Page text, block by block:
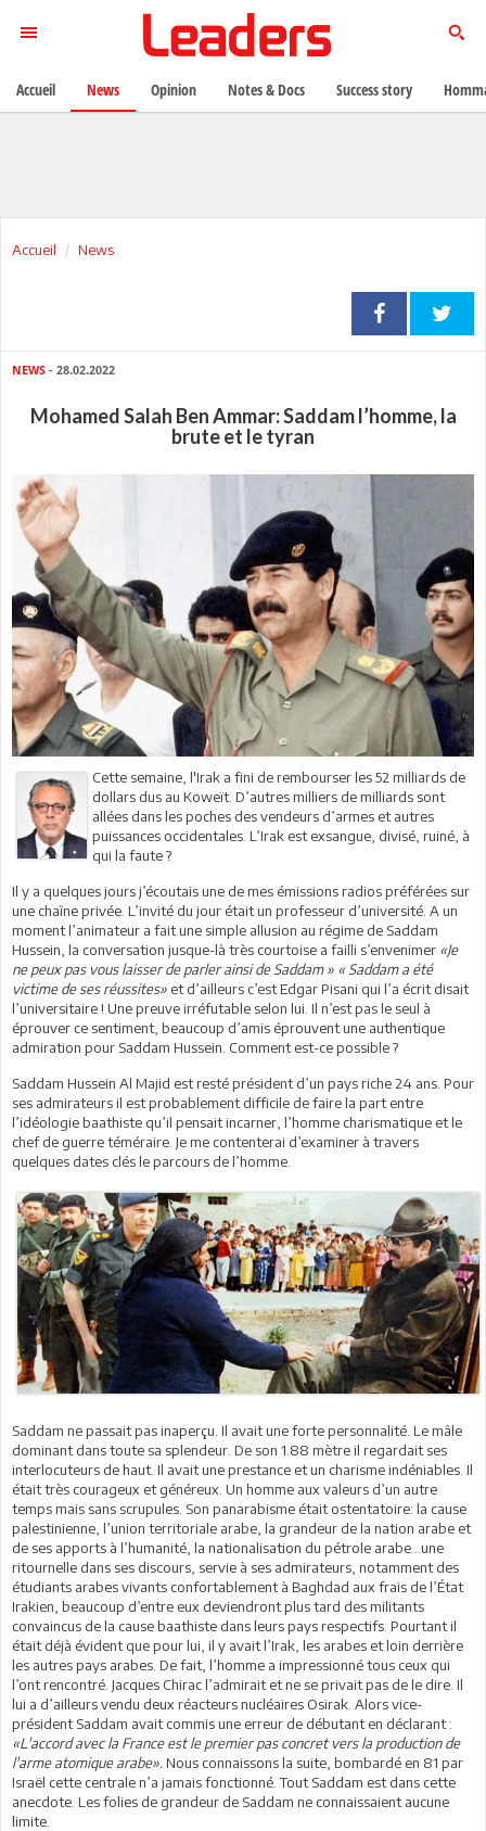
Accueil News
NEWS - 28.02.2022
Mohamed Salah Ben Ammar: Saddam l’homme, la
brute et le tyran
Cette semaine, l'Irak a fini de rembourser les 52 milliards de
dollars dus au Koweït. D’autres milliers de milliards sont
allées dans les poches des vendeurs d’armes et autres
puissances occidentales. L’Irak est exsangue, divisé, ruiné, à
qui la faute ?
Il y a quelques jours j’écoutais une de mes émissions radios préférées sur
une chaîne privée. L’invité du jour était un professeur d’université. A un
moment l’animateur a fait une simple allusion au régime de Saddam
Hussein, la conversation jusque-là très courtoise a failli s’envenimer «Je
ne peux pas vous laisser de parler ainsi de Saddam » « Saddam a été
victime de ses réussites» et d’ailleurs c’est Edgar Pisani qui l’a écrit disait
l’universitaire ! Une preuve irréfutable selon lui. Il n’est pas le seul à
éprouver ce sentiment, beaucoup d’amis éprouvent une authentique
admiration pour Saddam Hussein. Comment est-ce possible ?
Saddam Hussein Al Majid est resté président d’un pays riche 24 ans. Pour
ses admirateurs il est probablement difficile de faire la part entre
l’idéologie baathiste qu’il pensait incarner, l’homme charismatique et le
chef de guerre téméraire. Je me contenterai d’examiner à travers
quelques dates clés le parcours de l’homme.
Saddam ne passait pas inaperçu. Il avait une forte personnalité. Le mâle
dominant dans toute sa splendeur. De son 1.88 mètre il regardait ses
interlocuteurs de haut. Il avait une prestance et un charisme indéniables. Il
était très courageux et généreux. Un homme aux valeurs d’un autre
temps mais sans scrupules. Son panarabisme était ostentatoire: la cause
palestinienne, l’union territoriale arabe, la grandeur de la nation arabe et
de ses apports à l’humanité, la nationalisation du pétrole arabe…une
ritournelle dans ses discours, servie à ses admirateurs, notamment des
étudiants arabes vivants confortablement à Baghdad aux frais de l’État
Irakien, beaucoup d’entre eux deviendront plus tard des militants
convaincus de la cause baathiste dans leurs pays respectifs. Pourtant il
était déjà évident que pour lui, il y avait l’Irak, les arabes et loin derrière
les autres pays arabes. De fait, l’homme a impressionné tous ceux qui
l’ont rencontré. Jacques Chirac l’admirait et ne se privait pas de le dire. Il
lui a d’ailleurs vendu deux réacteurs nucléaires Osirak. Alors vice-
président Saddam avait commis une erreur de débutant en déclarant :
«L'accord avec la France est le premier pas concret vers la production de
l'arme atomique arabe». Nous connaissons la suite, bombardé en 81 par
Israël cette centrale n’a jamais fonctionné. Tout Saddam est dans cette
anecdote. Les folies de grandeur de Saddam ne connaissaient aucune
limite.
Accueil News Opinion Notes & Docs Success story